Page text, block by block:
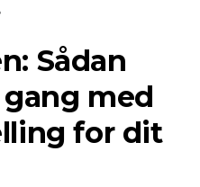
Sådan
med
for dit